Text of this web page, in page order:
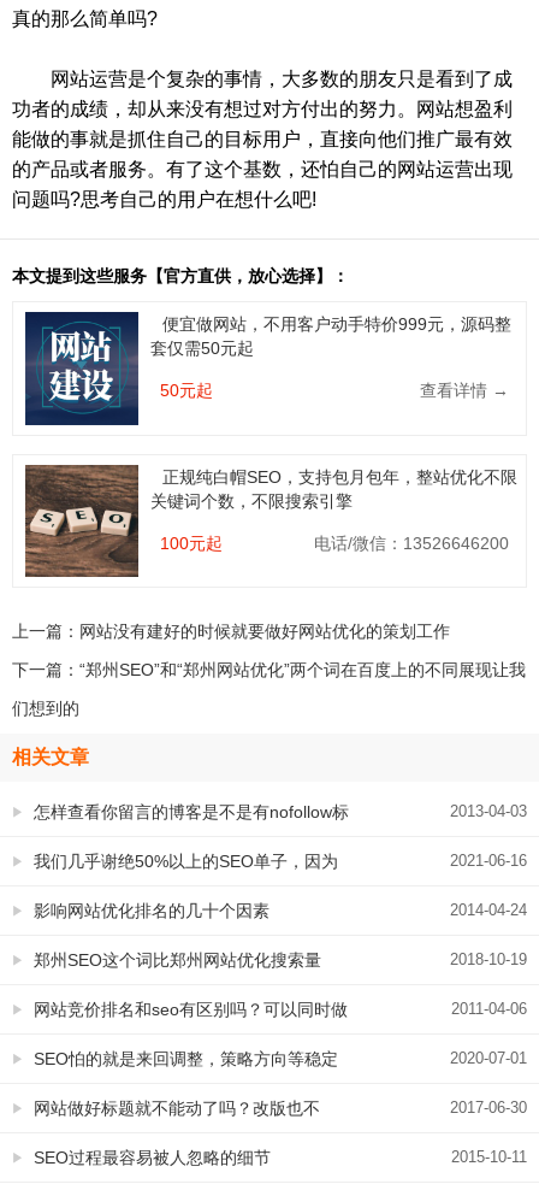
真的那么简单吗?
网站运营是个复杂的事情，大多数的朋友只是看到了成
功者的成绩，却从来没有想过对方付出的努力。网站想盈利
能做的事就是抓住自己的目标用户，直接向他们推广最有效
的产品或者服务。有了这个基数，还怕自己的网站运营出现
问题吗?思考自己的用户在想什么吧!
本文提到这些服务【官方直供，放心选择】：
便宜做网站，不用客户动手特价999元，源码整
套仅需50元起
50元起 查看详情 →
正规纯白帽SEO，支持包月包年，整站优化不限
关键词个数，不限搜索引擎
100元起 电话/微信：13526646200
上一篇： 网站没有建好的时候就要做好网站优化的策划工作
下一篇： “郑州SEO”和“郑州网站优化”两个词在百度上的不同展现让我
们想到的
相关文章
2013-04-03
怎样查看你留言的博客是不是有nofollow标
签 2021-06-16
我们几乎谢绝50%以上的SEO单子，因为
这些原因 2014-04-24
影响网站优化排名的几十个因素
2018-10-19
郑州SEO这个词比郑州网站优化搜索量
小？假的！ 2011-04-06
网站竞价排名和seo有区别吗？可以同时做
吗？ 2020-07-01
SEO怕的就是来回调整，策略方向等稳定
对SEO绝对有好处 2017-06-30
网站做好标题就不能动了吗？改版也不
行？ 2015-10-11
SEO过程最容易被人忽略的细节